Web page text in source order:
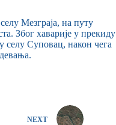
Мезграја, на путу
Због хаварије у прекиду
селу Суповац, након чега
NEXT